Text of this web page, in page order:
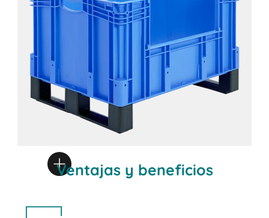
Ventajas y beneficios